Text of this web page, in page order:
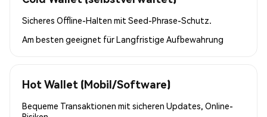
Sicheres Offline-Halten mit Seed-Phrase-Schutz.
Am besten geeignet fürLangfristige Aufbewahrung
Hot Wallet (Mobil/Software)
Bequeme Transaktionen mit sicheren Updates, Online-